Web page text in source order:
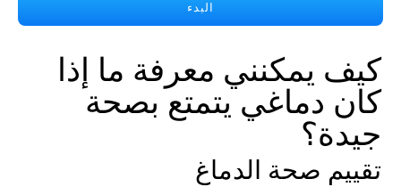
البدء
كيف يمكنني معرفة ما إذا
كان دماغي يتمتع بصحة
جيدة؟
تقييم صحة الدماغ